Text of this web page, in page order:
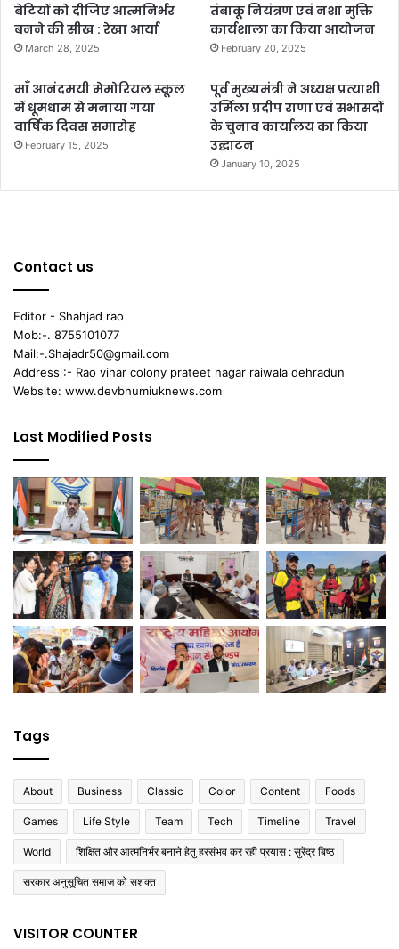
बेटियों को दीजिए आत्मनिर्भर
बनने की सीख : रेखा आर्या
March 28, 2025
तंबाकू नियंत्रण एवं नशा मुक्ति
कार्यशाला का किया आयोजन
February 20, 2025
माँ आनंदमयी मेमोरियल स्कूल
में धूमधाम से मनाया गया
वार्षिक दिवस समारोह
February 15, 2025
पूर्व मुख्यमंत्री ने अध्यक्ष प्रत्याशी
उर्मिला प्रदीप राणा एवं सभासदों
के चुनाव कार्यालय का किया
उद्घाटन
January 10, 2025
Contact us
Editor - Shahjad rao
Mob:-. 8755101077
Mail:-.Shajadr50@gmail.com
Address :- Rao vihar colony prateet nagar raiwala dehradun
Website: www.devbhumiuknews.com
Last Modified Posts
Tags
About Business Classic Color Content Foods
Games Life Style Team Tech Timeline Travel
World शिक्षित और आत्मनिर्भर बनाने हेतु हरसंभव कर रही प्रयास : सुरेंद्र बिष्ठ
सरकार अनुसूचित समाज को सशक्त
VISITOR COUNTER